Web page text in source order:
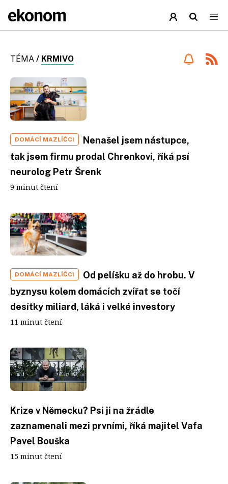
TÉMA / KRMIVO
DOMÁCÍ MAZLÍČCI
Nenašel jsem nástupce,
tak jsem firmu prodal Chrenkovi, říká psí
neurolog Petr Šrenk
9 minut čtení
DOMÁCÍ MAZLÍČCI
Od pelíšku až do hrobu. V
byznysu kolem domácích zvířat se točí
desítky miliard, láká i velké investory
11 minut čtení
Krize v Německu? Psi ji na žrádle
zaznamenali mezi prvními, říká majitel Vafa
Pavel Bouška
15 minut čtení